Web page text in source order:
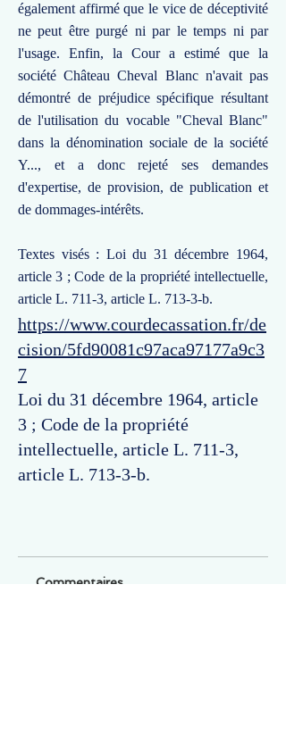
également affirmé que le vice de déceptivité
ne peut être purgé ni par le temps ni par
l'usage. Enfin, la Cour a estimé que la
société Château Cheval Blanc n'avait pas
démontré de préjudice spécifique résultant
de l'utilisation du vocable "Cheval Blanc"
dans la dénomination sociale de la société
Y..., et a donc rejeté ses demandes
d'expertise, de provision, de publication et
de dommages-intérêts.
Textes visés : Loi du 31 décembre 1964,
article 3 ; Code de la propriété intellectuelle,
article L. 711-3, article L. 713-3-b.
https://www.courdecassation.fr/de
cision/5fd90081c97aca97177a9c3
7
Loi du 31 décembre 1964, article
3 ; Code de la propriété
intellectuelle, article L. 711-3,
article L. 713-3-b.
Commentaires